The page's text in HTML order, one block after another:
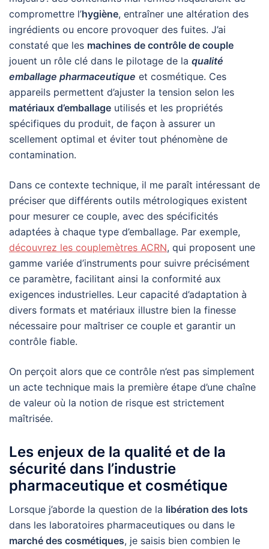
compromettre l’hygiène, entraîner une altération des
ingrédients ou encore provoquer des fuites. J’ai
constaté que les machines de contrôle de couple
jouent un rôle clé dans le pilotage de la qualité
emballage pharmaceutique et cosmétique. Ces
appareils permettent d’ajuster la tension selon les
matériaux d’emballage utilisés et les propriétés
spécifiques du produit, de façon à assurer un
scellement optimal et éviter tout phénomène de
contamination.
Dans ce contexte technique, il me paraît intéressant de
préciser que différents outils métrologiques existent
pour mesurer ce couple, avec des spécificités
adaptées à chaque type d’emballage. Par exemple,
découvrez les couplemètres ACRN, qui proposent une
gamme variée d’instruments pour suivre précisément
ce paramètre, facilitant ainsi la conformité aux
exigences industrielles. Leur capacité d’adaptation à
divers formats et matériaux illustre bien la finesse
nécessaire pour maîtriser ce couple et garantir un
contrôle fiable.
On perçoit alors que ce contrôle n’est pas simplement
un acte technique mais la première étape d’une chaîne
de valeur où la notion de risque est strictement
maîtrisée.
Les enjeux de la qualité et de la
sécurité dans l’industrie
pharmaceutique et cosmétique
Lorsque j’aborde la question de la libération des lots
dans les laboratoires pharmaceutiques ou dans le
marché des cosmétiques, je saisis bien combien le